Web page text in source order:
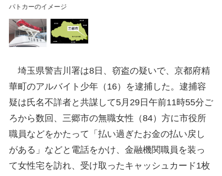
パトカーのイメージ
埼玉県警吉川署は8日、窃盗の疑いで、京都府精
華町のアルバイト少年（16）を逮捕した。逮捕容
疑は氏名不詳者と共謀して5月29日午前11時55分ご
ろから数回、三郷市の無職女性（84）方に市役所
職員などをかたって「払い過ぎたお金の払い戻し
がある」などと電話をかけ、金融機関職員を装っ
て女性宅を訪れ、受け取ったキャッシュカード1枚